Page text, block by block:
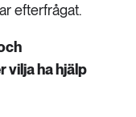
efterfrågat.
vilja ha hjälp